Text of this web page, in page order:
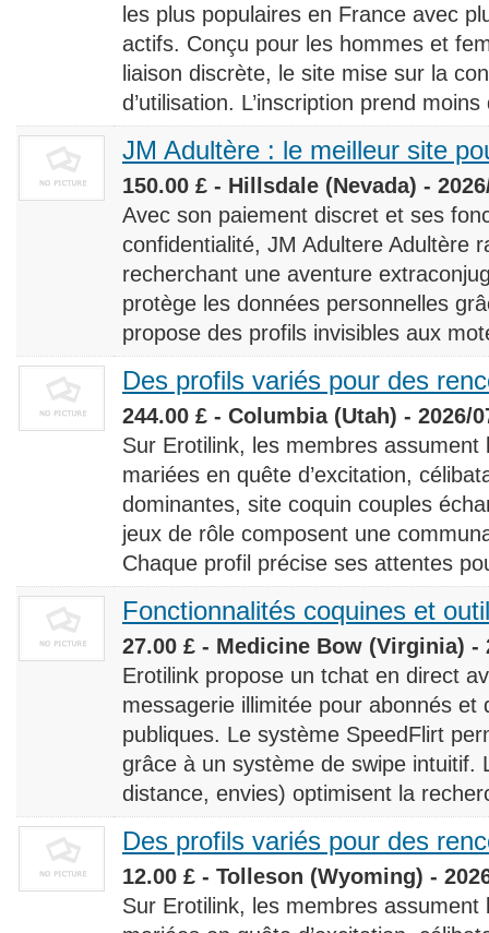
les plus populaires en France avec
actifs. Conçu pour les hommes et
liaison discrète, le site mise sur la
d’utilisation. L’inscription prend
JM Adultère : le meilleur site
150.00 £ - Hillsdale (Nevada) -
Avec son paiement discret et ses
confidentialité, JM Adultere Adultère
recherchant une aventure
protège les données personnelles
propose des profils invisibles aux
Des profils variés pour des
244.00 £ - Columbia (Utah) - 2026/
Sur Erotilink, les membres
mariées en quête d’excitation,
dominantes, site coquin couples
jeux de rôle composent une
Chaque profil précise ses attentes
Fonctionnalités coquines et
27.00 £ - Medicine Bow (Virginia) -
Erotilink propose un tchat en direct
messagerie illimitée pour abonnés et
publiques. Le système SpeedFlirt
grâce à un système de swipe intuitif.
distance, envies) optimisent la
Des profils variés pour des
12.00 £ - Tolleson (Wyoming) -
Sur Erotilink, les membres